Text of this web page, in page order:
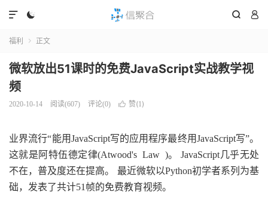
  

福利  正文
微软放出51课时的免费JavaScript实战教学视
频
2020-10-14 阅读(607) 评论(0)  赞(1)
业界流行“能用JavaScript写的应用程序最终用JavaScript写”。
这就是阿特伍德定律(Atwood's Law )。 JavaScript几乎无处
不在，普及度还在提高。 最近微软以Python初学者系列为基
础，发表了共计51帧的免费教育视频。